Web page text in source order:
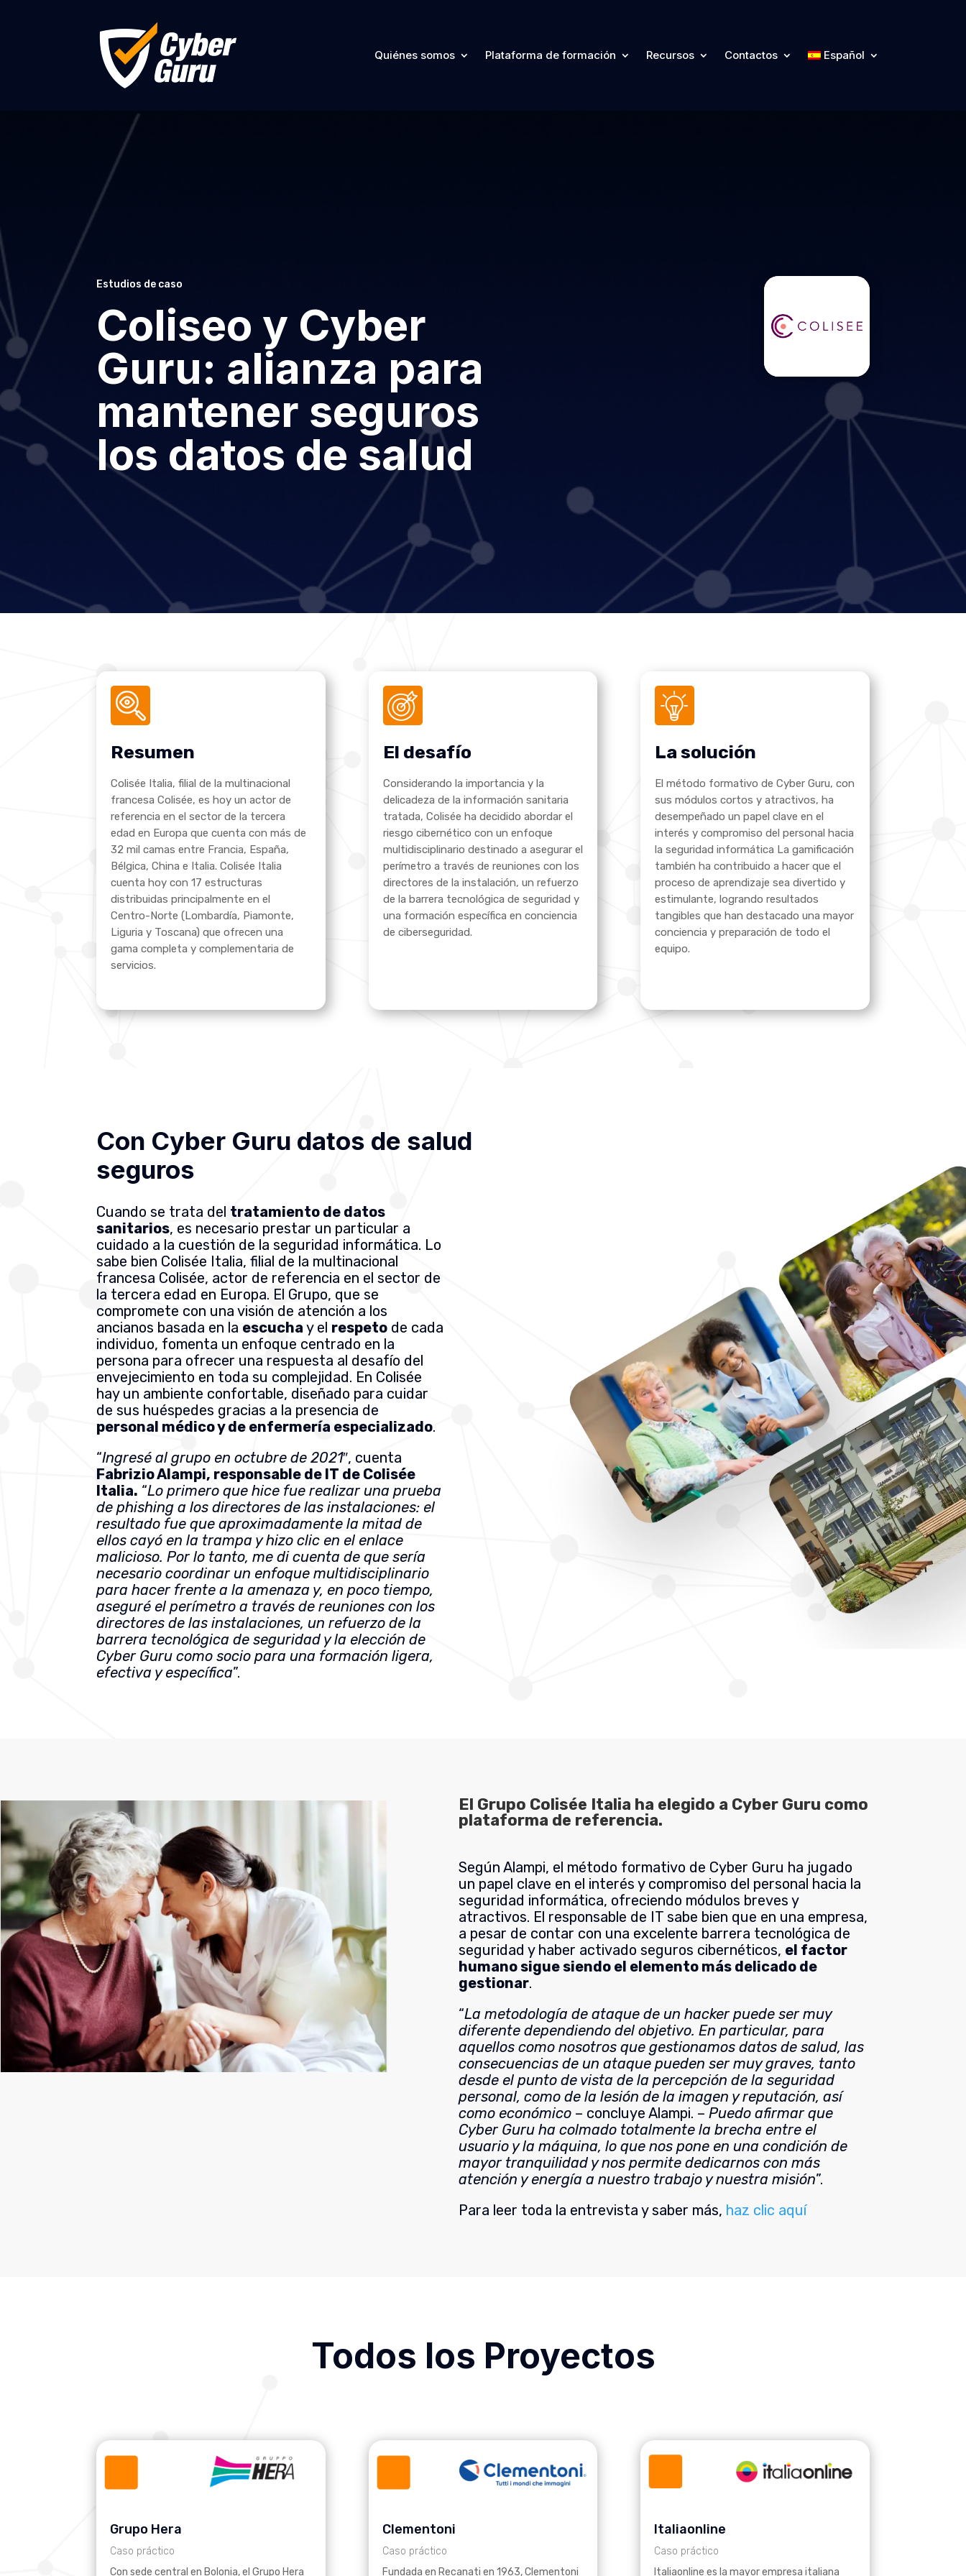
Quiénes somos Plataforma de formación Recursos Contactos Español
Estudios de caso
Coliseo y Cyber
Guru: alianza para
mantener seguros
los datos de salud
Resumen
Colisée Italia, filial de la multinacional
francesa Colisée, es hoy un actor de
referencia en el sector de la tercera
edad en Europa que cuenta con más de
32 mil camas entre Francia, España,
Bélgica, China e Italia. Colisée Italia
cuenta hoy con 17 estructuras
distribuidas principalmente en el
Centro-Norte (Lombardía, Piamonte,
Liguria y Toscana) que ofrecen una
gama completa y complementaria de
servicios.
El desafío
Considerando la importancia y la
delicadeza de la información sanitaria
tratada, Colisée ha decidido abordar el
riesgo cibernético con un enfoque
multidisciplinario destinado a asegurar el
perímetro a través de reuniones con los
directores de la instalación, un refuerzo
de la barrera tecnológica de seguridad y
una formación específica en conciencia
de ciberseguridad.
La solución
El método formativo de Cyber Guru, con
sus módulos cortos y atractivos, ha
desempeñado un papel clave en el
interés y compromiso del personal hacia
la seguridad informática La gamificación
también ha contribuido a hacer que el
proceso de aprendizaje sea divertido y
estimulante, logrando resultados
tangibles que han destacado una mayor
conciencia y preparación de todo el
equipo.
Con Cyber Guru datos de salud
seguros
Cuando se trata del tratamiento de datos
sanitarios, es necesario prestar un particular a
cuidado a la cuestión de la seguridad informática. Lo
sabe bien Colisée Italia, filial de la multinacional
francesa Colisée, actor de referencia en el sector de
la tercera edad en Europa. El Grupo, que se
compromete con una visión de atención a los
ancianos basada en la escucha y el respeto de cada
individuo, fomenta un enfoque centrado en la
persona para ofrecer una respuesta al desafío del
envejecimiento en toda su complejidad. En Colisée
hay un ambiente confortable, diseñado para cuidar
de sus huéspedes gracias a la presencia de
personal médico y de enfermería especializado.
“Ingresé al grupo en octubre de 2021″, cuenta
Fabrizio Alampi, responsable de IT de Colisée
Italia. “Lo primero que hice fue realizar una prueba
de phishing a los directores de las instalaciones: el
resultado fue que aproximadamente la mitad de
ellos cayó en la trampa y hizo clic en el enlace
malicioso. Por lo tanto, me di cuenta de que sería
necesario coordinar un enfoque multidisciplinario
para hacer frente a la amenaza y, en poco tiempo,
aseguré el perímetro a través de reuniones con los
directores de las instalaciones, un refuerzo de la
barrera tecnológica de seguridad y la elección de
Cyber Guru como socio para una formación ligera,
efectiva y específica”.
El Grupo Colisée Italia ha elegido a Cyber Guru como
plataforma de referencia.
Según Alampi, el método formativo de Cyber Guru ha jugado
un papel clave en el interés y compromiso del personal hacia la
seguridad informática, ofreciendo módulos breves y
atractivos. El responsable de IT sabe bien que en una empresa,
a pesar de contar con una excelente barrera tecnológica de
seguridad y haber activado seguros cibernéticos, el factor
humano sigue siendo el elemento más delicado de
gestionar.
“La metodología de ataque de un hacker puede ser muy
diferente dependiendo del objetivo. En particular, para
aquellos como nosotros que gestionamos datos de salud, las
consecuencias de un ataque pueden ser muy graves, tanto
desde el punto de vista de la percepción de la seguridad
personal, como de la lesión de la imagen y reputación, así
como económico – concluye Alampi. –Puedo afirmar que
Cyber Guru ha colmado totalmente la brecha entre el
usuario y la máquina, lo que nos pone en una condición de
mayor tranquilidad y nos permite dedicarnos con más
atención y energía a nuestro trabajo y nuestra misión”.
Para leer toda la entrevista y saber más, haz clic aquí
Todos los Proyectos
Grupo Hera
Caso práctico
Con sede central en Bolonia, el Grupo Hera
Clementoni
Caso práctico
Fundada en Recanati en 1963, Clementoni
Italiaonline
Caso práctico
Italiaonline es la mayor empresa italiana